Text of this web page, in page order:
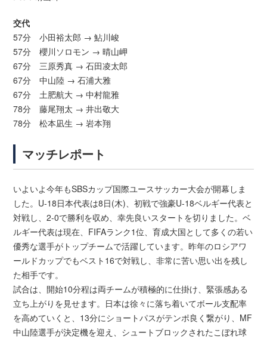
交代
57分 小田裕太郎 → 鮎川峻
57分 櫻川ソロモン → 晴山岬
67分 三原秀真 → 石田凌太郎
67分 中山陸 → 石浦大雅
67分 土肥航大 → 中村龍雅
78分 藤尾翔太 → 井出敬大
78分 松本凪生 → 岩本翔
マッチレポート
いよいよ今年もSBSカップ国際ユースサッカー大会が開幕しま
した。U-18日本代表は8日(木)、初戦で強豪U-18ベルギー代表と
対戦し、2-0で勝利を収め、幸先良いスタートを切りました。ベ
ルギー代表は現在、FIFAランク1位、育成大国として多くの若い
優秀な選手がトップチームで活躍しています。昨年のロシアワ
ールドカップでもベスト16で対戦し、非常に苦い思い出を残し
た相手です。
試合は、開始10分程は両チームが積極的に仕掛け、緊張感ある
立ち上がりを見せます。日本は徐々に落ち着いてボール支配率
を高めていくと、13分にショートパスがテンポ良く繋がり、MF
中山陸選手が決定機を迎え、シュートブロックされたこぼれ球